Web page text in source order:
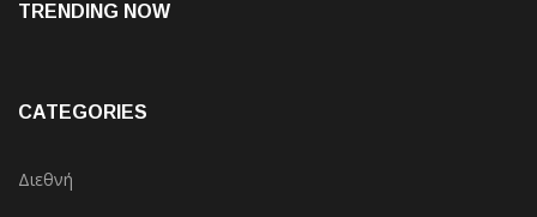
TRENDING NOW
CATEGORIES
Διεθνή